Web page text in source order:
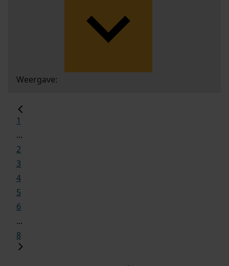
Weergave:
1
...
2
3
4
5
6
...
8